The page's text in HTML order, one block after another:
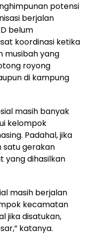
potensi
berjalan
belum
koordinasi ketika
musibah yang
royong
di kampung
masih banyak
kelompok
Padahal, jika
satu gerakan
yang dihasilkan
masih berjalan
kecamatan
jika disatukan,
katanya.